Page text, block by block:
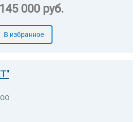
145 000 руб.
В избранное